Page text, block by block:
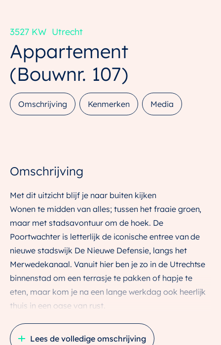
Appartement
(Bouwnr. 107)
3527 KW Utrecht
Omschrijving Kenmerken Media
Omschrijving
Met dit uitzicht blijf je naar buiten kijken
Wonen te midden van alles; tussen het fraaie groen,
maar met stadsavontuur om de hoek. De
Poortwachter is letterlijk de iconische entree van de
nieuwe stadswijk De Nieuwe Defensie, langs het
Merwedekanaal. Vanuit hier ben je zo in de Utrechtse
binnenstad om een terrasje te pakken of hapje te
eten, maar kom je na een lange werkdag ook heerlijk
thuis in een oase van rust.
Deze compacte 2-kamerappartementen van circa 53
m2 in De Poortwachter hebben een zonnig balkon met
Lees de volledige omschrijving